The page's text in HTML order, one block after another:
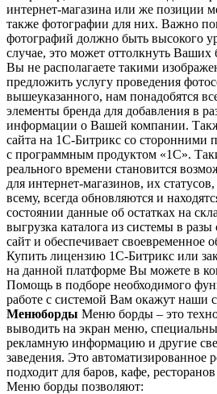
интернет-магазина или же позиции
также фотографии для них. Важно
фотографий должно быть высокого
случае, это может оттолкнуть
Вы не располагаете такими
предложить услугу проведения
вышеуказанного, нам понадобятся
элементы бренда для добавления в
информации о Вашей компании.
сайта на 1С-Битрикс со сторонними
с программным продуктом «1С».
реального времени становится
для интернет-магазинов, их
всему, всегда обновляются и
состоянии данные об остатках на
выгрузка каталога из системы в разы
сайт и обеспечивает своевременное
Купить лицензию 1С-Битрикс или
на данной платформе Вы можете в
Помощь в подборе необходимого
работе с системой Вам окажут наши
Менюборды Меню борды – это
выводить на экран меню,
рекламную информацию и другие
заведения. Это автоматизированное
подходит для баров, кафе,
Меню борды позволяют: